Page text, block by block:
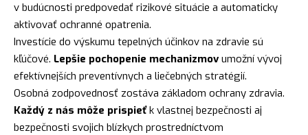
v budúcnosti predpovedať rizikové situácie a automaticky
aktivovať ochranné opatrenia.
Investície do výskumu tepelných účinkov na zdravie sú
kľúčové. Lepšie pochopenie mechanizmovumožní vývoj
efektívnejších preventívnych a liečebných stratégií.
Osobná zodpovednosť zostáva základom ochrany zdravia.
Každý z nás môže prispieťk vlastnej bezpečnosti aj
bezpečnosti svojich blízkych prostredníctvom